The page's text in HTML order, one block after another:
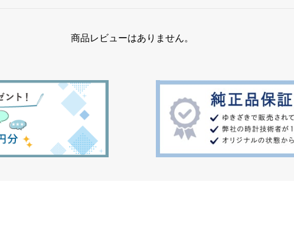
商品レビューはありません。